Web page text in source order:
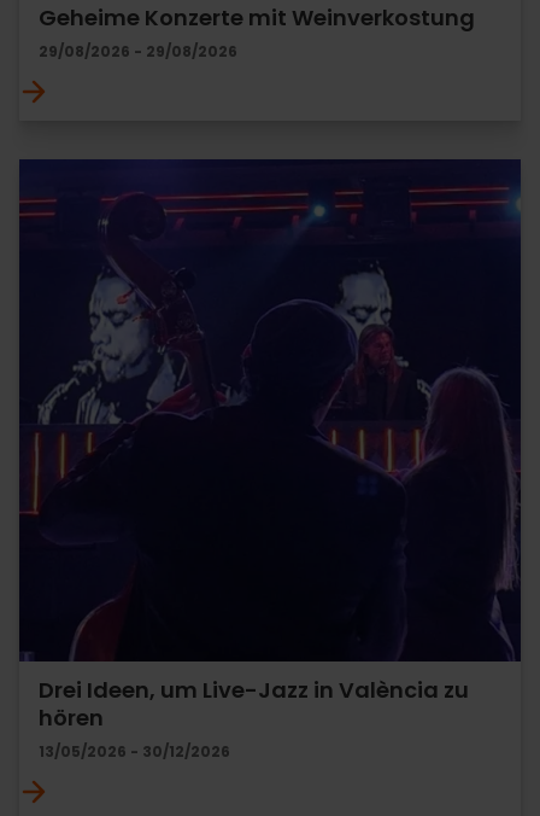
Geheime Konzerte mit Weinverkostung
29/08/2026 - 29/08/2026
Drei Ideen, um Live-Jazz in València zu
hören
13/05/2026 - 30/12/2026